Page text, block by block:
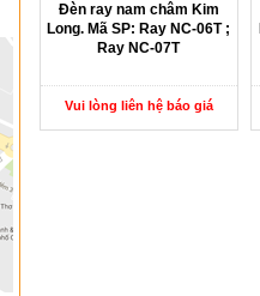
Đèn ray nam châm Kim
Long. Mã SP: Ray NC-06T ;
Ray NC-07T
Vui lòng liên hệ báo giá